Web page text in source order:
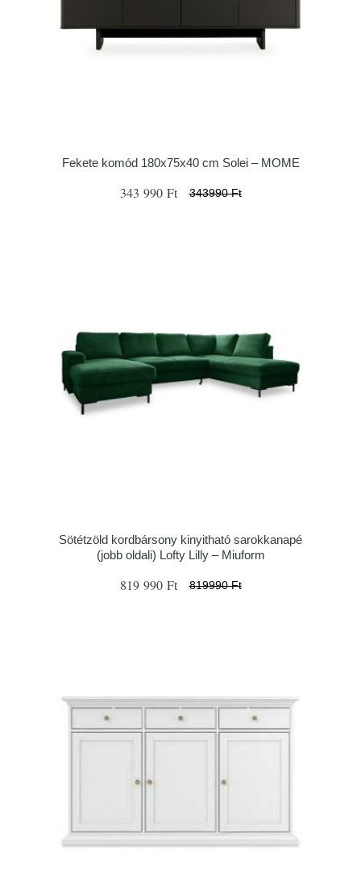
Fekete komód 180x75x40 cm Solei – MOME
343 990 Ft 343990 Ft
Sötétzöld kordbársony kinyitható sarokkanapé
(jobb oldali) Lofty Lilly – Miuform
819 990 Ft 819990 Ft